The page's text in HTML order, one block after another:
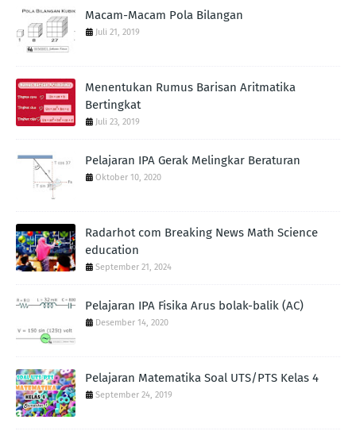
Macam-Macam Pola Bilangan
Juli 21, 2019
Menentukan Rumus Barisan Aritmatika
Bertingkat
Juli 23, 2019
Pelajaran IPA Gerak Melingkar Beraturan
Oktober 10, 2020
Radarhot com Breaking News Math Science
education
September 21, 2024
Pelajaran IPA Fisika Arus bolak-balik (AC)
Desember 14, 2020
Pelajaran Matematika Soal UTS/PTS Kelas 4
September 24, 2019